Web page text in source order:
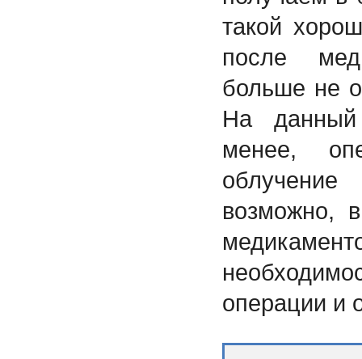
такой
после
больше не
На
менее,
возможно,
операции и